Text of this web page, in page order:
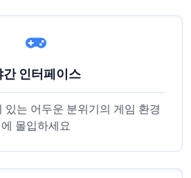
간 인터페이스
있는 어두운 분위기의 게임 환경
에 몰입하세요